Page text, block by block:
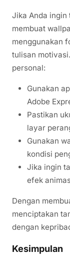
Jika Anda ingin
membuat
menggunakan
tulisan
personal:
Gunakan
Adobe
Pastikan
layar
Gunakan
kondisi
Jika ingin
efek
Dengan
menciptakan
dengan
Kesimpulan